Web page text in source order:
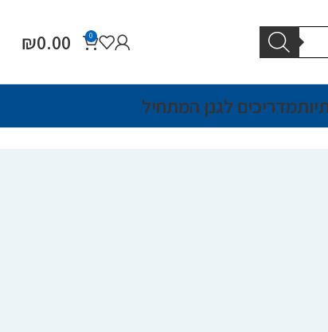
0
₪0.00
מדריכים לגנן המתחיל